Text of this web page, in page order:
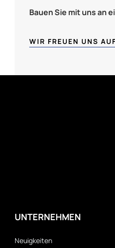
Bauen Sie mit uns an
WIR FREUEN UNS
UNTERNEHMEN
Neuigkeiten